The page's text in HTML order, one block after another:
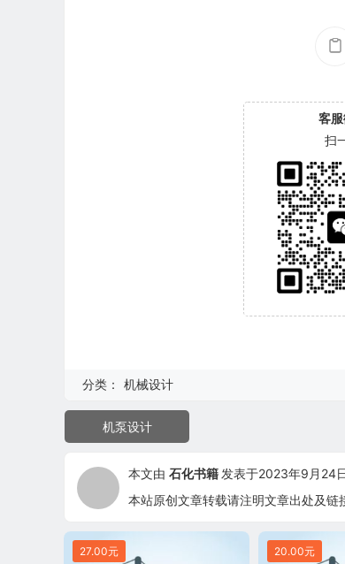
客
扫
分类： 机械设计
机泵设计
本文由 石化书籍发表于2023年9月24
本站原创文章转载请注明文章出处及链
27.00元 20.00元